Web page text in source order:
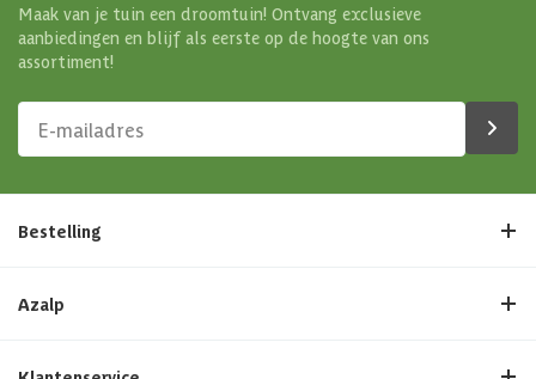
Maak van je tuin een droomtuin! Ontvang exclusieve
aanbiedingen en blijf als eerste op de hoogte van ons
assortiment!
Bestelling
Azalp